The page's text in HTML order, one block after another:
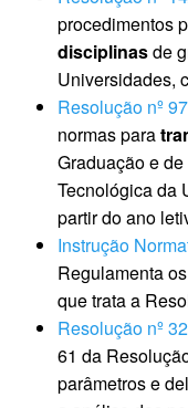
procedimentos
disciplinasde
Universidades,
Resolução nº
normas para
Graduação e
Tecnológica da
partir do ano
Instrução
Regulamenta
que trata a
Resolução nº
61 da
parâmetros e